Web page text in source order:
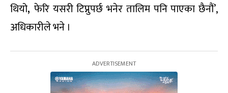
थियो, फेरि यसरी टिप्नुपर्छ भनेर तालिम पनि पाएका छैनौं’,
अधिकारीले भने ।